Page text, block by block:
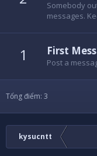
Somebody
messages.
1 First
Post a
Tổng điểm: 3
kysucntt